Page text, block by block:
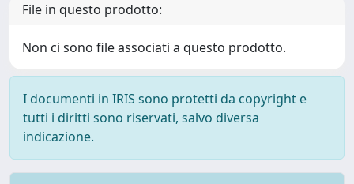
File in questo prodotto:
Non ci sono file associati a questo prodotto.
I documenti in IRIS sono protetti da copyright e
tutti i diritti sono riservati, salvo diversa
indicazione.